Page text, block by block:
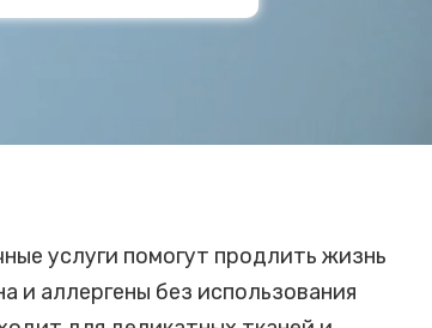
услуги помогут продлить жизнь
и аллергены без использования